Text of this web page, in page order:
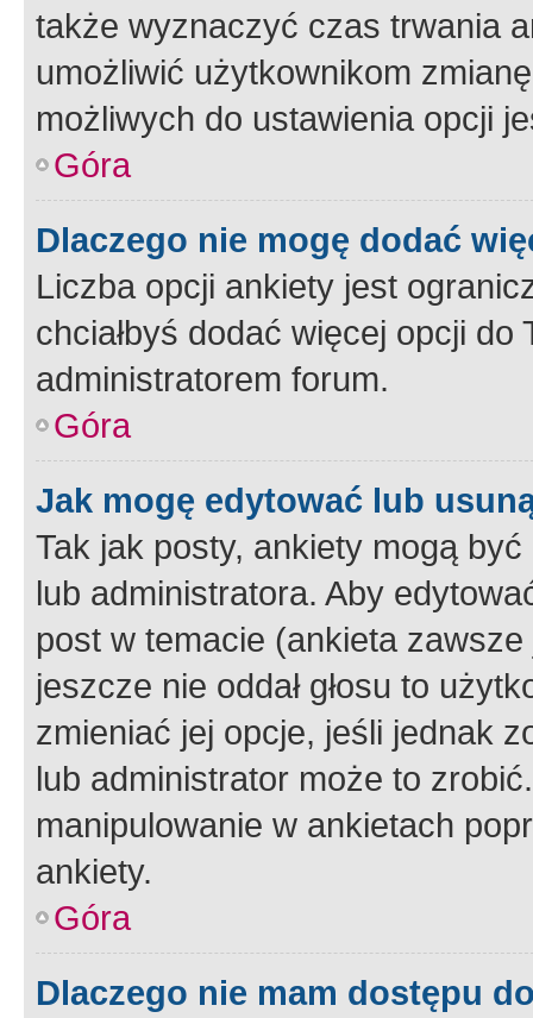
także wyznaczyć czas trwania
umożliwić użytkownikom
możliwych do ustawienia opcji
Góra
Dlaczego nie mogę dodać
Liczba opcji ankiety jest
chciałbyś dodać więcej opcji
administratorem forum.
Góra
Jak mogę edytować lub
Tak jak posty, ankiety mogą
lub administratora. Aby
post w temacie (ankieta
jeszcze nie oddał głosu to
zmieniać jej opcje, jeśli jednak
lub administrator może to
manipulowanie w ankietach
ankiety.
Góra
Dlaczego nie mam dostępu